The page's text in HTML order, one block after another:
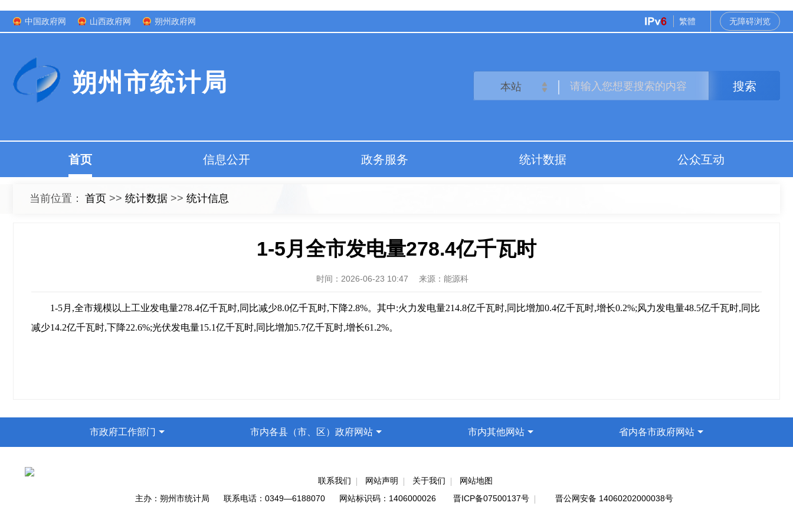
中国政府网 山西政府网 朔州政府网 繁體 无障碍浏览
朔州市统计局 搜索
首页 信息公开 政务服务 统计数据 公众互动
当前位置： 首页 >> 统计数据 >> 统计信息
1-5月全市发电量278.4亿千瓦时
时间： 2026-06-23 10:47 来源： 能源科
1-5月,全市规模以上工业发电量278.4亿千瓦时,同比减少8.0亿千瓦时,下降2.8%。其中:火力发电量214.8亿千瓦时,同比增加0.4亿千瓦时,增长0.2%;风力发电量48.5亿千瓦时,同比
减少14.2亿千瓦时,下降22.6%;光伏发电量15.1亿千瓦时,同比增加5.7亿千瓦时,增长61.2%。
市政府工作部门 市内各县（市、区）政府网站 市内其他网站 省内各市政府网站
联系我们 网站声明 关于我们
网站地图
主办：朔州市统计局 联系电话：0349—6188070 网站标识码：1406000026
晋ICP备07500137号 晋公网安备 14060202000038号